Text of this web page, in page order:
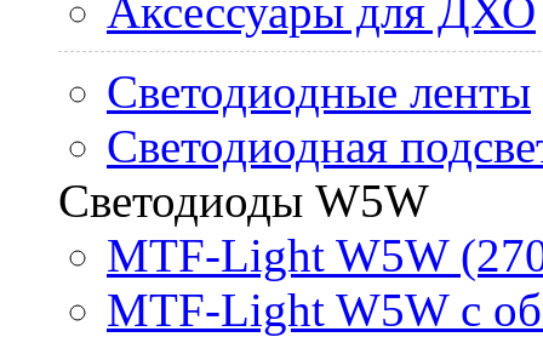
Аксессуары для ДХО
Светодиодные ленты
Светодиодная
Светодиоды W5W
MTF-Light W5W
MTF-Light W5W с